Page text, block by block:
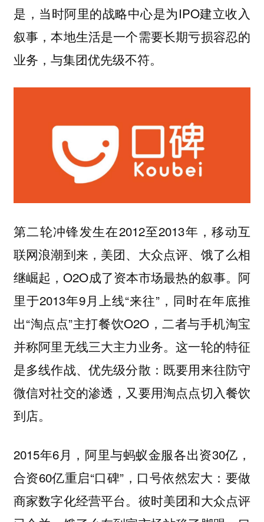
是，当时阿里的战略中心是为IPO建立收入
叙事，本地生活是一个需要长期亏损容忍的
业务，与集团优先级不符。
第二轮冲锋发生在2012至2013年，移动互
联网浪潮到来，美团、大众点评、饿了么相
继崛起，O2O成了资本市场最热的叙事。阿
里于2013年9月上线“来往”，同时在年底推
出“淘点点”主打餐饮O2O，二者与手机淘宝
并称阿里无线三大主力业务。这一轮的特征
是多线作战、优先级分散：既要用来往防守
微信对社交的渗透，又要用淘点点切入餐饮
到店。
2015年6月，阿里与蚂蚁金服各出资30亿，
合资60亿重启“口碑”，口号依然宏大：要做
商家数字化经营平台。彼时美团和大众点评